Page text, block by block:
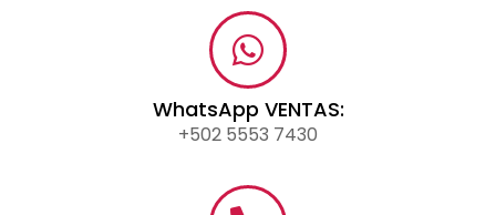
WhatsApp VENTAS:
+502 5553 7430